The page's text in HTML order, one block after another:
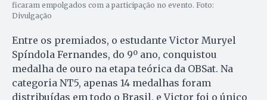
ficaram empolgados com a participação no evento. Foto:
Divulgação
Entre os premiados, o estudante Victor Muryel
Spíndola Fernandes, do 9º ano, conquistou
medalha de ouro na etapa teórica da OBSat. Na
categoria NT5, apenas 14 medalhas foram
distribuídas em todo o Brasil, e Victor foi o único